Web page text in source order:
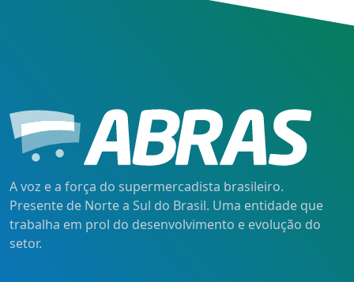
A voz e a força do supermercadista brasileiro.
Presente de Norte a Sul do Brasil. Uma entidade que
trabalha em prol do desenvolvimento e evolução do
setor.